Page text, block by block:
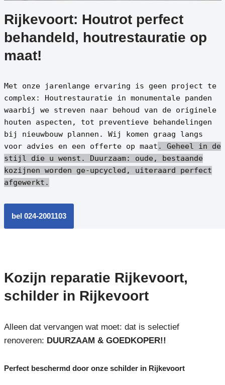
Rijkevoort: Houtrot perfect
behandeld, houtrestauratie op
maat!
Met onze jarenlange ervaring is geen project te
complex: Houtrestauratie in monumentale panden
waarbij we streven naar behoud van de originele
houten aspecten, tot preventieve behandelingen
bij nieuwbouw plannen. Wij komen graag langs
voor advies en een offerte op maat . Geheel in de
stijl die u wenst. Duurzaam: oude, bestaande
kozijnen worden ge-upcycled, uiteraard perfect
afgewerkt.
bel 024-2001103
Kozijn reparatie Rijkevoort,
schilder in Rijkevoort
Alleen dat vervangen wat moet: dat is selectief
renoveren: DUURZAAM & GOEDKOPER!!
Perfect beschermd door onze schilder in Rijkevoort